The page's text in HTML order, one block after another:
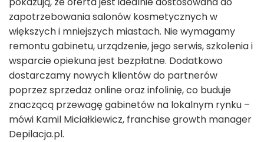
zapotrzebowania salonów kosmetycznych w
większych i mniejszych miastach. Nie wymagamy
remontu gabinetu, urządzenie, jego serwis, szkolenia i
wsparcie opiekuna jest bezpłatne. Dodatkowo
dostarczamy nowych klientów do partnerów
poprzez sprzedaż online oraz infolinię, co buduje
znaczącą przewagę gabinetów na lokalnym rynku –
mówi Kamil Miciałkiewicz, franchise growth manager
Depilacja.pl.